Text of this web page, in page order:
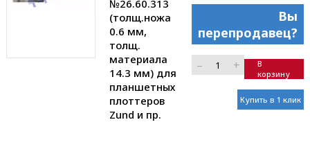
№26.60.313
(толщ.ножа
0.6 мм,
толщ.
материала
14.3 мм) для
планшетных
плоттеров
Zund и пр.
Вы
перепродавец?
– +
В
корзину
Купить в 1 клик